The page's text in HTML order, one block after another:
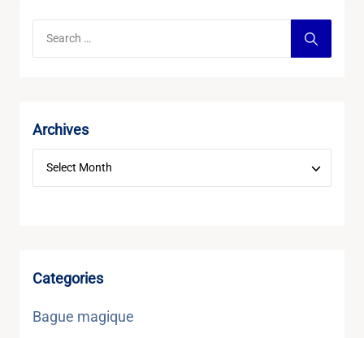
Archives
Categories
Bague magique